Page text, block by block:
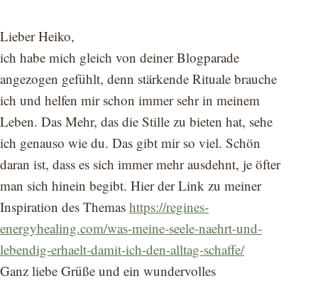
Lieber Heiko,
ich habe mich gleich von deiner Blogparade
angezogen gefühlt, denn stärkende Rituale brauche
ich und helfen mir schon immer sehr in meinem
Leben. Das Mehr, das die Stille zu bieten hat, sehe
ich genauso wie du. Das gibt mir so viel. Schön
daran ist, dass es sich immer mehr ausdehnt, je öfter
man sich hinein begibt. Hier der Link zu meiner
Inspiration des Themas https://regines-
energyhealing.com/was-meine-seele-naehrt-und-
lebendig-erhaelt-damit-ich-den-alltag-schaffe/
Ganz liebe Grüße und ein wundervolles